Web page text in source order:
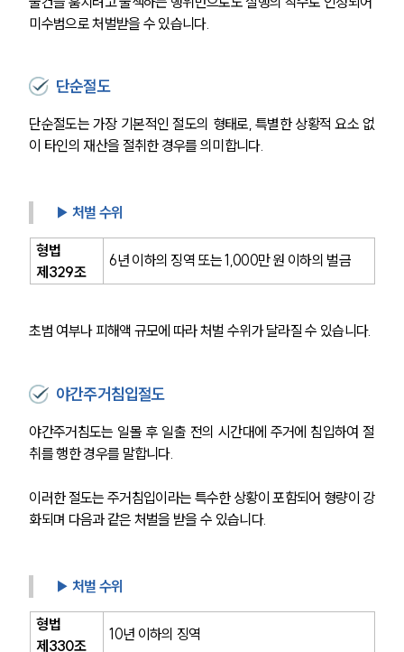
미수범으로 처벌받을 수 있습니다.
단순절도
단순절도는 가장 기본적인 절도의 형태로, 특별한 상황적 요소 없
이 타인의 재산을 절취한 경우를 의미합니다.
▶ 처벌 수위
형법
제329조
6년 이하의 징역 또는 1,000만 원 이하의 벌금
초범 여부나 피해액 규모에 따라 처벌 수위가 달라질 수 있습니다.
야간주거침입절도
야간주거침도는 일몰 후 일출 전의 시간대에 주거에 침입하여 절
취를 행한 경우를 말합니다.
이러한 절도는 주거침입이라는 특수한 상황이 포함되어 형량이 강
화되며 다음과 같은 처벌을 받을 수 있습니다.
▶ 처벌 수위
형법
제330조
10년 이하의 징역